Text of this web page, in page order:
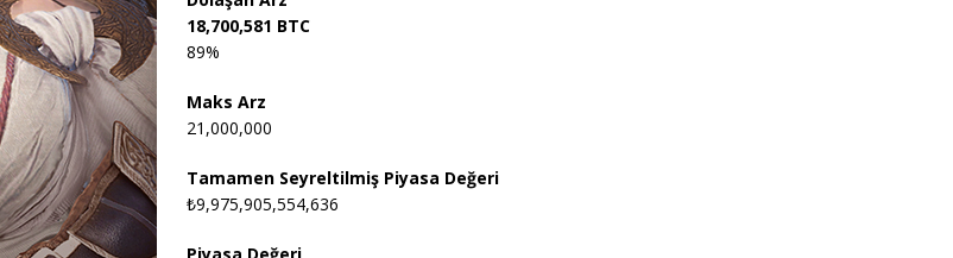
18,700,581 BTC
89%
Maks Arz
21,000,000
Tamamen Seyreltilmiş Piyasa Değeri
₺9,975,905,554,636
Piyasa Değeri